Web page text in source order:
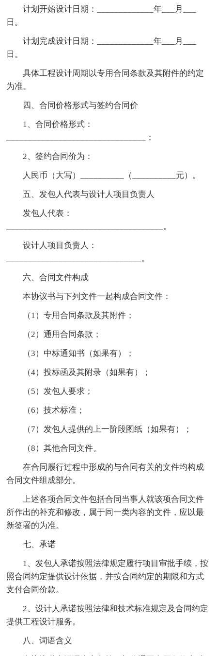
计划开始设计日期：_____________年___月___
日。
计划完成设计日期：_____________年___月___
日。
具体工程设计周期以专用合同条款及其附件的约定
为准。
四、合同价格形式与签约合同价
1、合同价格形式：
________________________________；
2、签约合同价为：
人民币（大写）__________（__________元）。
五、发包人代表与设计人项目负责人
发包人代表：
____________________________________。
设计人项目负责人：
_______________________________。
六、合同文件构成
本协议书与下列文件一起构成合同文件：
（1）专用合同条款及其附件；
（2）通用合同条款；
（3）中标通知书（如果有）；
（4）投标函及其附录（如果有）；
（5）发包人要求；
（6）技术标准；
（7）发包人提供的上一阶段图纸（如果有）；
（8）其他合同文件。
在合同履行过程中形成的与合同有关的文件均构成
合同文件组成部分。
上述各项合同文件包括合同当事人就该项合同文件
所作出的补充和修改，属于同一类内容的文件，应以最
新签署的为准。
七、承诺
1、发包人承诺按照法律规定履行项目审批手续，按
照合同约定提供设计依据，并按合同约定的期限和方式
支付合同价款。
2、设计人承诺按照法律和技术标准规定及合同约定
提供工程设计服务。
八、词语含义